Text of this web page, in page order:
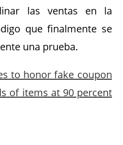
las ventas en la
que finalmente se
una prueba.
to honor fake coupon
of items at 90 percent